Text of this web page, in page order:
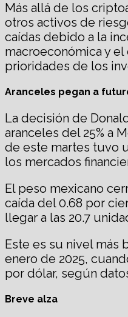
Más allá de los
otros activos de
caídas debido a la
macroeconómica y el
prioridades de los
Aranceles pegan a
La decisión de
aranceles del 25% a
de este martes tuvo
los mercados
El peso mexicano
caída del 0.68 por
llegar a las 20.7
Este es su nivel más
enero de 2025,
por dólar, según
Breve alza